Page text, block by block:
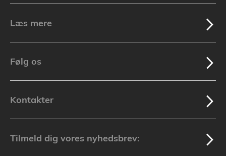
Læs mere
Følg os
Kontakter
Tilmeld dig vores nyhedsbrev: